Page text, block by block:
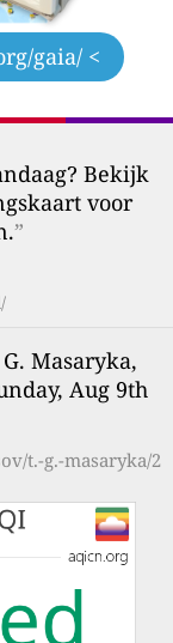
gaia/ <
Bekijk
voor
”
Masaryka,
Aug 9th
t.-g.-masaryka/2